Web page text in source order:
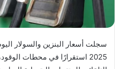
2025 استقرارًا في محطات